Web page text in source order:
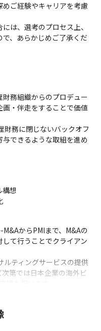
ご経験やキャリアを考慮
は、選考のプロセス上、
、あらかじめご了承くだ
務組織からのプロデュー
・伴走をすることで価値
財務に閉じないバックオフ
できるような取組を進め
構想
からPMIまで、M&Aの
て行うことでクライアン
ティングサービスの提供
第では日本企業の海外ビ
も大きなインパクトを与